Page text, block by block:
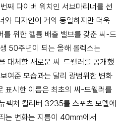
째 다이버 워치인 서브마리너를 선
와 디자인이 거의 동일하지만 더욱
를 위한 헬륨 배출 밸브를 갖춘 씨-드
50주년이 되는 올해 롤렉스는
대체할 새로운 씨-드웰러를 공개했
여준 모습과는 달리 광범위한 변화
표시한 이름은 최초의 씨-드웰러를
팩처 칼리버 3235를 스포츠 모델에
는 변화는 지름이 40mm에서